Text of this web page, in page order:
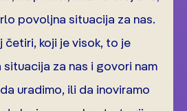
povoljna situacija za nas.
četiri, koji je visok, to je
za nas i govori nam
uradimo, ili da inoviramo